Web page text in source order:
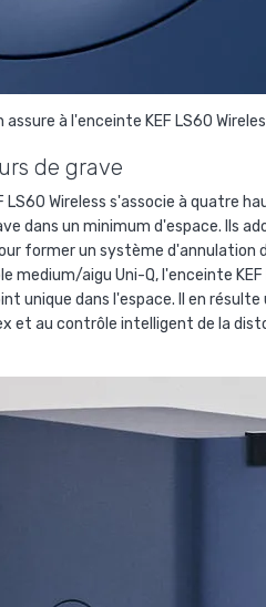
à l'enceinte KEF LS60
de grave
LS60 Wireless s'associe à quatre
dans un minimum d'espace. Ils
former un système
aigu Uni-Q, l'enceinte
unique dans l'espace. Il en
et au contrôle intelligent de la